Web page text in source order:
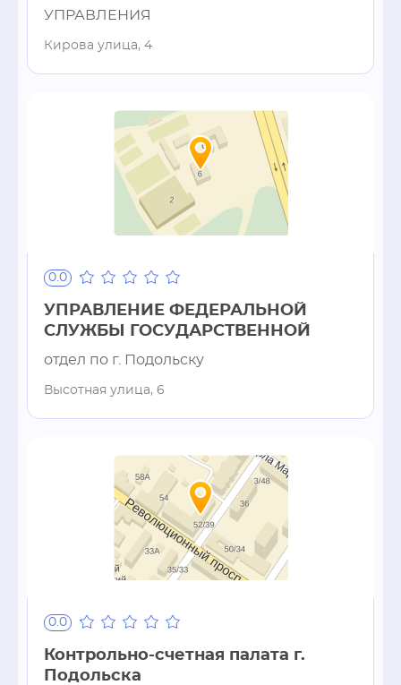
УПРАВЛЕНИЯ
Кирова улица, 4
0.0
УПРАВЛЕНИЕ ФЕДЕРАЛЬНОЙ
СЛУЖБЫ ГОСУДАРСТВЕННОЙ
отдел по г. Подольску
Высотная улица, 6
0.0
Контрольно-счетная палата г.
Подольска